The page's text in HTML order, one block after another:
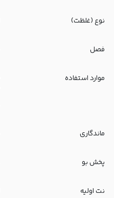
نوع (غلظت)
فصل
موارد استفاده
ماندگاری
پخش بو
نت اولیه